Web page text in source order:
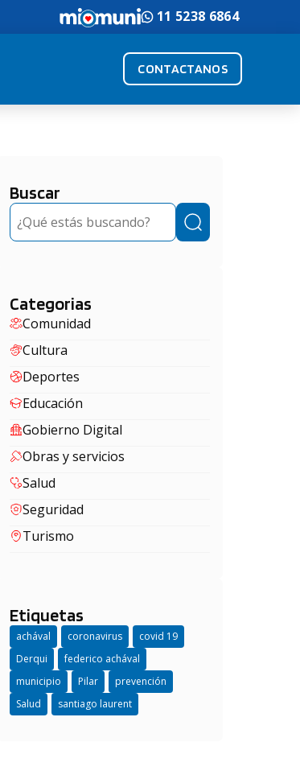
11 5238 6864
CONTACTANOS
Buscar
Buscar
Categorias
Comunidad
Cultura
Deportes
Educación
Gobierno Digital
Obras y servicios
Salud
Seguridad
Turismo
Etiquetas
achával coronavirus
covid 19
Derqui
federico achával
municipio
Pilar
prevención
Salud
santiago laurent